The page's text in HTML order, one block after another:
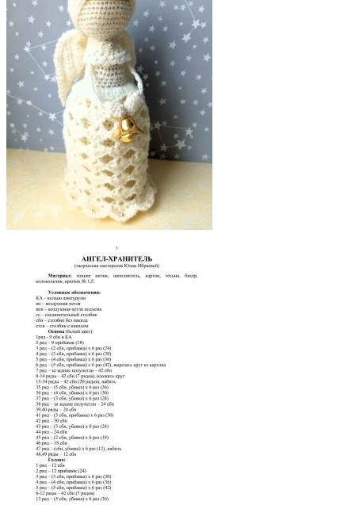
виде
ангела,
украшенного
золотой
лентой
и
маленьким
колокольчиком.